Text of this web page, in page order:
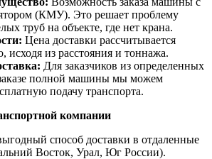
(КМУ). Это решает проблему
труб на объекте, где нет крана.
Цена доставки рассчитывается
исходя из расстояния и тоннажа.
Для заказчиков из определенных
полной машины мы можем
подачу транспорта.
компании
способ доставки в отдаленные
Восток, Урал, Юг России).